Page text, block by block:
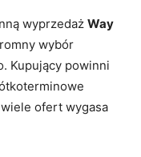
wyprzedaż Way
wybór
Kupujący powinni
wiele ofert wygasa